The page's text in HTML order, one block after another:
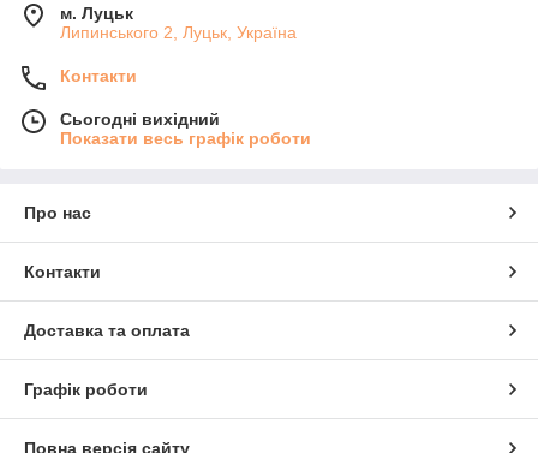
м. Луцьк
Липинського 2, Луцьк, Україна
Контакти
Сьогодні вихідний
Показати весь графік роботи
Про нас
Контакти
Доставка та оплата
Графік роботи
Повна версія сайту